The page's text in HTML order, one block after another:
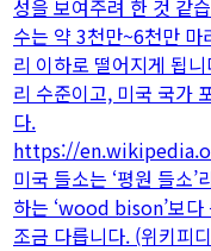
성을 보여주려 한 것 같
수는 약 3천만~6천만
리 이하로 떨어지게 됩
리 수준이고, 미국 국가
다.
https://
미국 들소는 ‘평원 들소
하는 ‘wood bison’보다
조금 다릅니다. (위키피